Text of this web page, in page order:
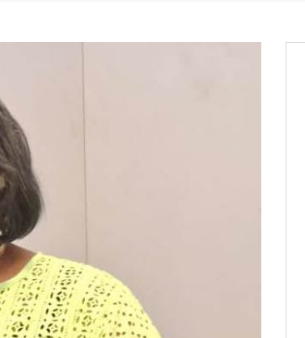
à transmettre
et des
élections de mai
élections de mai